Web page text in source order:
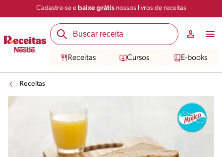
Cadastre-se e baixe grátisnossos livros de receitas
Receitas Cursos E-books
Receitas
Salvar Compartilhar